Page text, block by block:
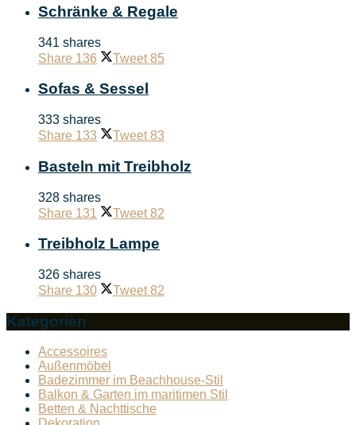
Schränke & Regale
341 shares
Share 136 Tweet 85
Sofas & Sessel
333 shares
Share 133 Tweet 83
Basteln mit Treibholz
328 shares
Share 131 Tweet 82
Treibholz Lampe
326 shares
Share 130 Tweet 82
Kategorien
Accessoires
Außenmöbel
Badezimmer im Beachhouse-Stil
Balkon & Garten im maritimen Stil
Betten & Nachttische